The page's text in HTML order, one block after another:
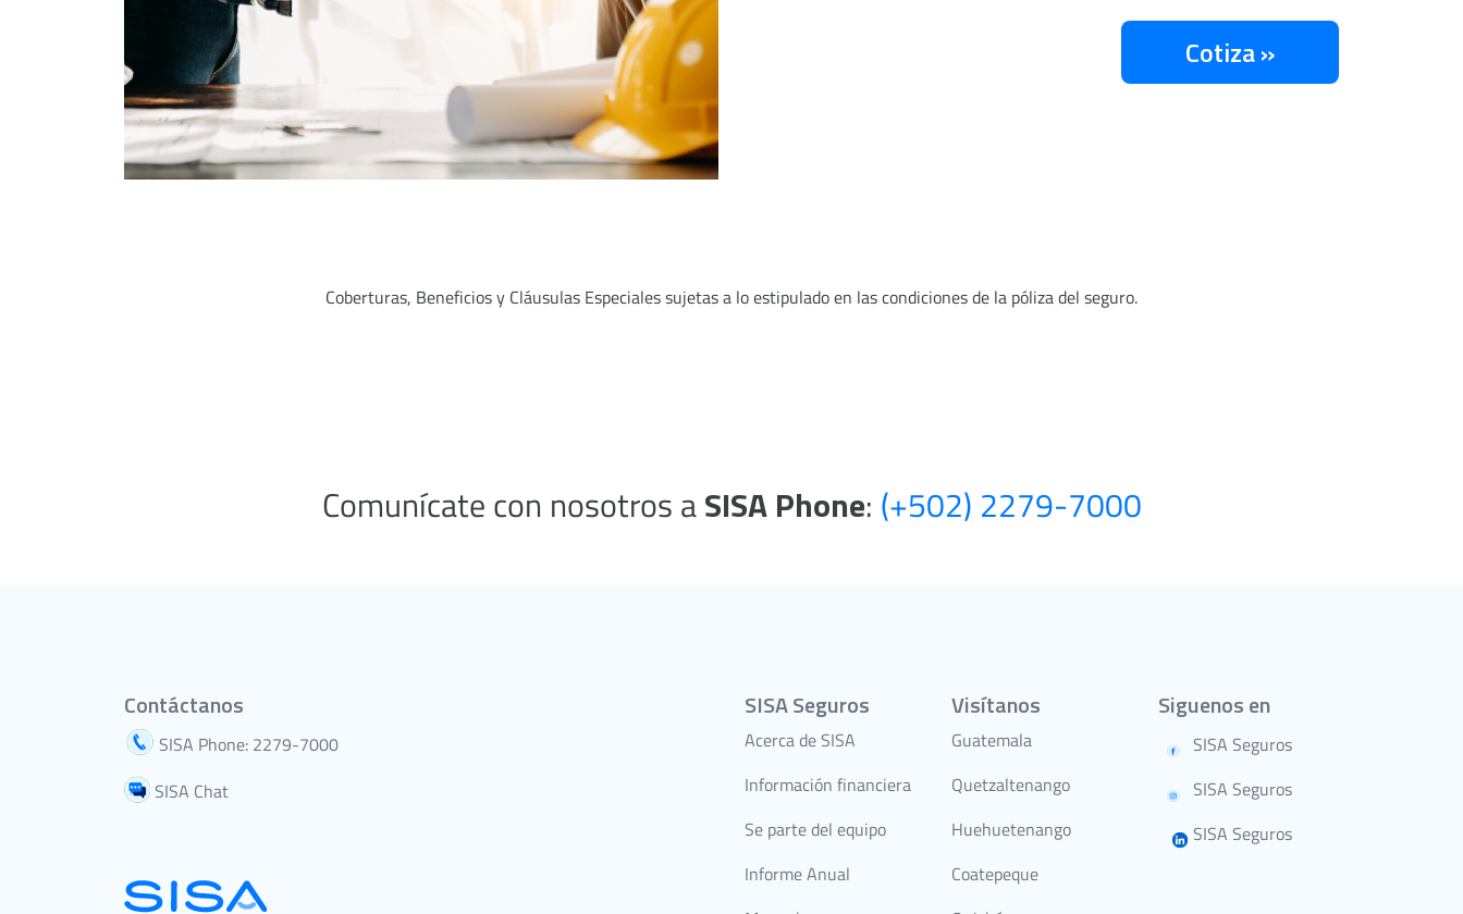
Cotiza »
Coberturas, Beneficios y Cláusulas Especiales sujetas a lo estipulado en las condiciones de la póliza del seguro.
Comunícate con nosotros aSISA Phone: (+502) 2279-7000
Contáctanos
SISA Phone: 2279-7000
SISA Chat
SISA Seguros
Acerca de SISA
Información financiera
Se parte del equipo
Informe Anual
Visítanos
Guatemala
Quetzaltenango
Huehuetenango
Coatepeque
Siguenos en
SISA Seguros
SISA Seguros
SISA Seguros